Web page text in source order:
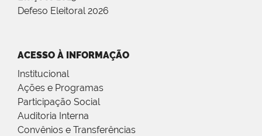
Defeso Eleitoral 2026
ACESSO À INFORMAÇÃO
Institucional
Ações e Programas
Participação Social
Auditoria Interna
Convênios e Transferências